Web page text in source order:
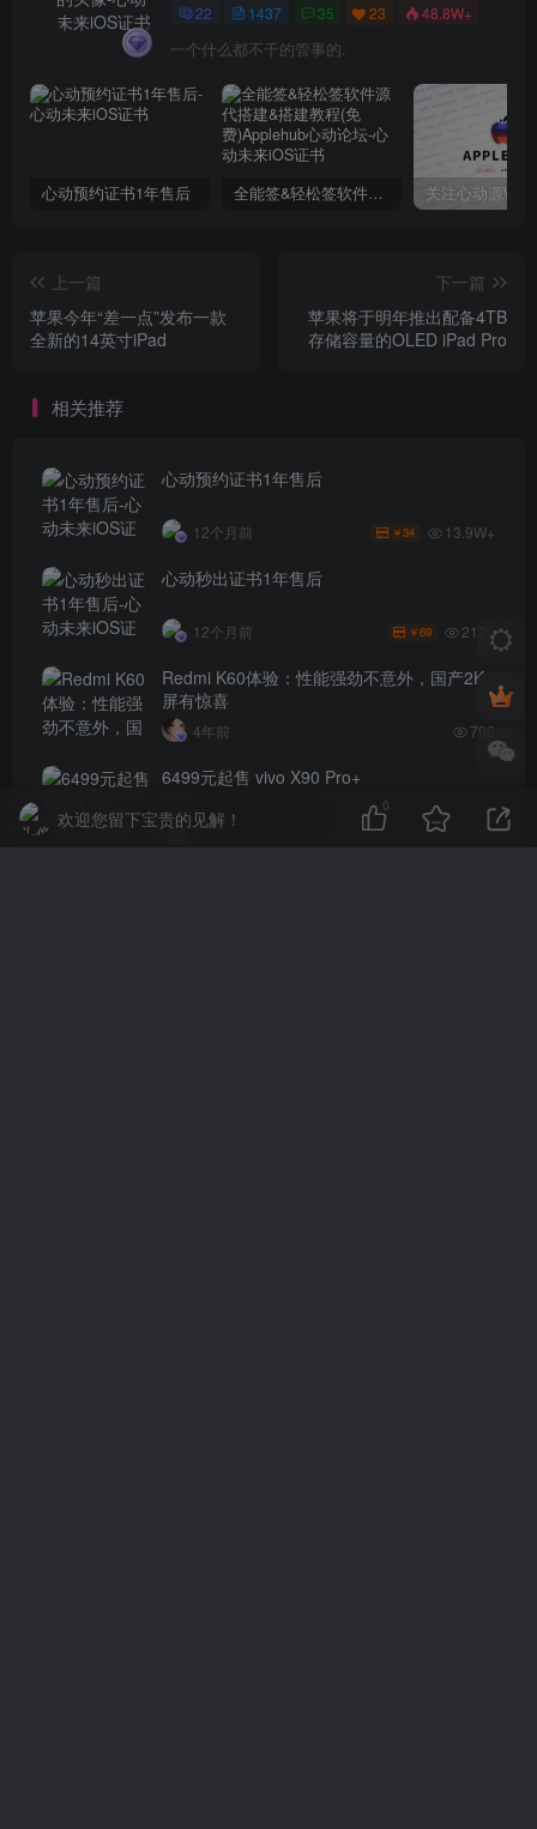
22 1437 35 23 48.8W+
一个什么都不干的管事的.
心动预约证书1年售后 全能签&轻松签软件源代搭建&搭建教程(免费)Applehub心动论坛
上一篇
苹果今年“差一点”发布一款
全新的14英寸iPad
下一篇
苹果将于明年推出配备4TB
存储容量的OLED iPad Pro
相关推荐
心动预约证书1年售后
12个月前 ￥34 13.9W+
心动秒出证书1年售后
12个月前 ￥69 2129
Redmi K60体验：性能强劲不意外，国产2K
屏有惊喜
4年前 796
6499元起售 vivo X90 Pro+
4年前 699
欢迎您留下宝贵的见解！
0